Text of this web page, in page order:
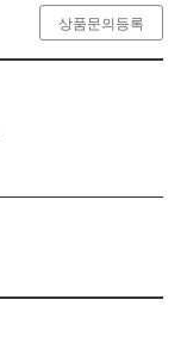
상품문의등록